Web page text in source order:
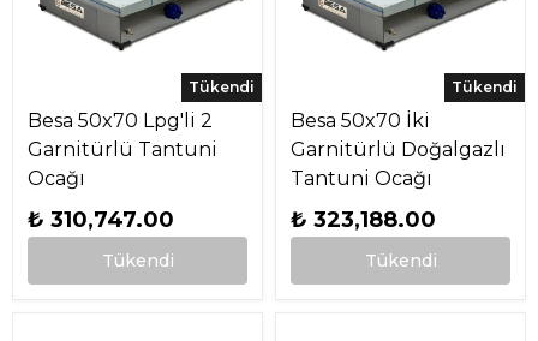
Tükendi
Besa 50x70 Lpg'li 2
Garnitürlü Tantuni
Ocağı
₺ 310,747.00
Tükendi
Tükendi
Besa 50x70 İki
Garnitürlü Doğalgazlı
Tantuni Ocağı
₺ 323,188.00
Tükendi